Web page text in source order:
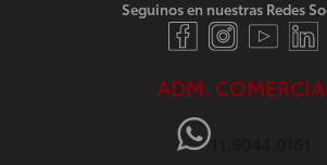
Seguinos en nuestras Redes
ADM.
11.6044.0161